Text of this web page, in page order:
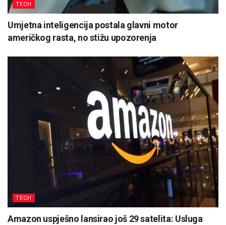
TECH
Umjetna inteligencija postala glavni motor
američkog rasta, no stižu upozorenja
TECH
Amazon uspješno lansirao još 29 satelita: Usluga